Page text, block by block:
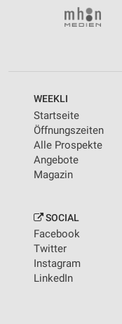
WEEKLI
Startseite
Öffnungszeiten
Alle Prospekte
Angebote
Magazin
SOCIAL
Facebook
Twitter
Instagram
LinkedIn